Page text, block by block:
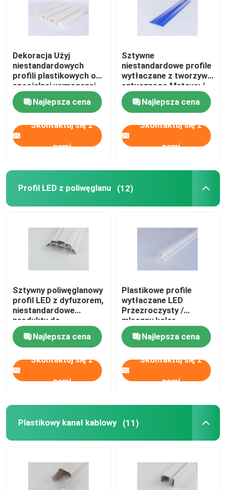
Filmy
O nas
Wycieczka po fabryce
Kontrola jakości
Poproś o wycenę
Profil budowlany PCV PVC
Niestandardowe profile plastikowe
Profil narożny PCV
Profil dekoracji PCV
Dekoracja Użyj
niestandardowych
profili plastikowych o
specjalnej wymaganej
powierzchni
Najlepsza cena
Skontaktuj się z
nami
Sztywne
niestandardowe profile
wytłaczane z tworzywa
sztucznego Matowy /
błyszczący typ
powierzchni
Opcjonalnie
Najlepsza cena
Skontaktuj się z
nami
Profil LED z poliwęglanu (12)
Sztywny poliwęglanowy
profil LED z dyfuzorem,
niestandardowe
produkty do
wytłaczania tworzyw
sztucznych w kolorze
Najlepsza cena
Skontaktuj się z
nami
Plastikowe profile
wytłaczane LED
Przezroczysty /
mleczny kolor
Opcjonalnie
Najlepsza cena
Skontaktuj się z
nami
Plastikowy kanał kablowy (11)